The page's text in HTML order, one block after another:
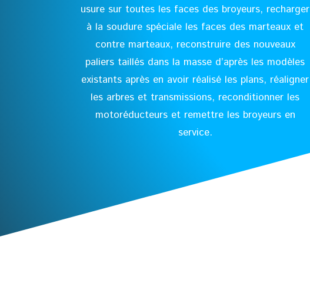
usure sur toutes les faces des broyeurs, recharger
à la soudure spéciale les faces des marteaux et
contre marteaux, reconstruire des nouveaux
paliers taillés dans la masse d’après les modèles
existants après en avoir réalisé les plans, réaligner
les arbres et transmissions, reconditionner les
motoréducteurs et remettre les broyeurs en
service.